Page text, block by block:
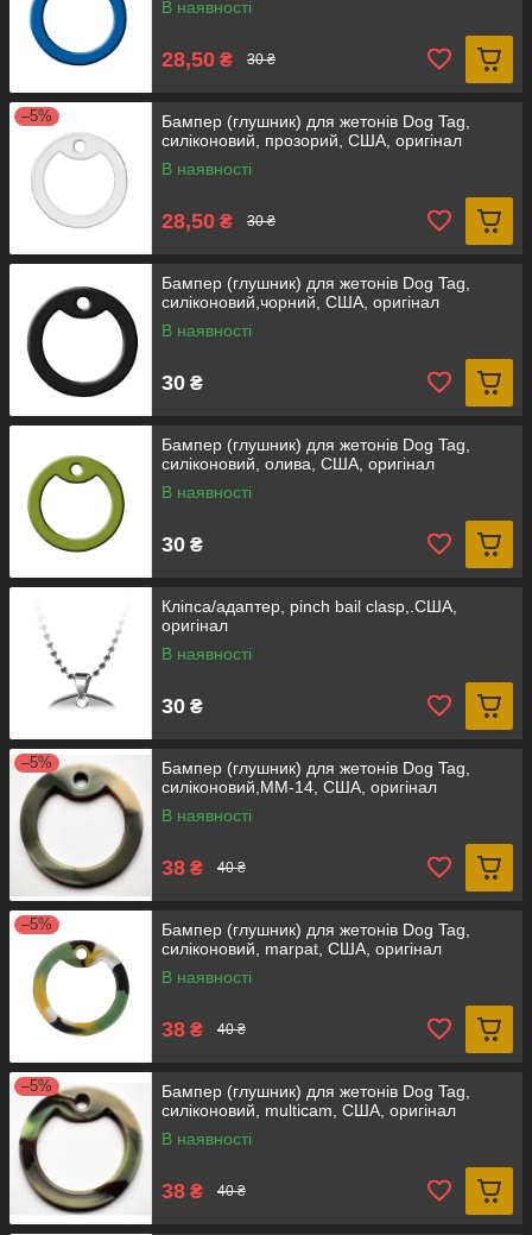
В наявності
28,50 ₴ 30 ₴
–5%
Бампер (глушник) для жетонів Dog Tag,
силіконовий, прозорий, США, оригінал
В наявності
28,50 ₴ 30 ₴
Бампер (глушник) для жетонів Dog Tag,
силіконовий,чорний, США, оригінал
В наявності
30 ₴
Бампер (глушник) для жетонів Dog Tag,
силіконовий, олива, США, оригінал
В наявності
30 ₴
Кліпса/адаптер, pinch bail clasp,.США,
оригінал
В наявності
30 ₴
–5%
Бампер (глушник) для жетонів Dog Tag,
силіконовий,ММ-14, США, оригінал
В наявності
38 ₴ 40 ₴
–5%
Бампер (глушник) для жетонів Dog Tag,
силіконовий, marpat, США, оригінал
В наявності
38 ₴ 40 ₴
–5%
Бампер (глушник) для жетонів Dog Tag,
силіконовий, multicam, США, оригінал
В наявності
38 ₴ 40 ₴